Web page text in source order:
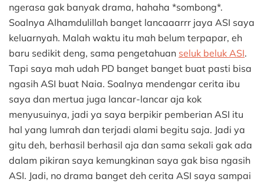
Pelajaran
Dari
Menyusui
ngerasa gak banyak drama, hahaha *sombong*.
Soalnya Alhamdulillah banget lancaaarrr jaya ASI saya
keluarnyah. Malah waktu itu mah belum terpapar, eh
baru sedikit deng, sama pengetahuan seluk beluk ASI.
Tapi saya mah udah PD banget banget buat pasti bisa
ngasih ASI buat Naia. Soalnya mendengar cerita ibu
saya dan mertua juga lancar-lancar aja kok
menyusuinya, jadi ya saya berpikir pemberian ASI itu
hal yang lumrah dan terjadi alami begitu saja. Jadi ya
gitu deh, berhasil berhasil aja dan sama sekali gak ada
dalam pikiran saya kemungkinan saya gak bisa ngasih
ASI. Jadi, no drama banget deh cerita ASI saya sampai